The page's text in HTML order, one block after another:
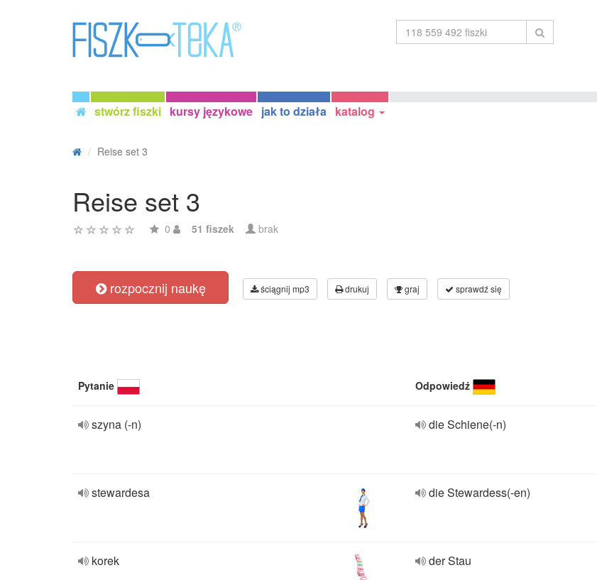
stwórz fiszki kursy językowe jak to działa katalog
Reise set 3
Reise set 3
0 51 fiszek brak
rozpocznij naukę ściągnij mp3 drukuj graj sprawdź się
Pytanie Odpowiedź
szyna (-n) die Schiene(-n)
stewardesa die Stewardess(-en)
korek der Stau